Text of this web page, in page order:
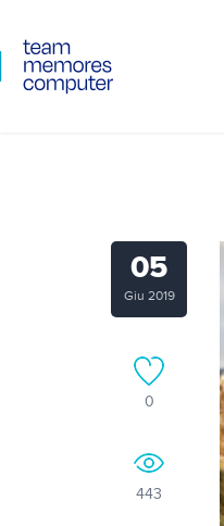
05
Giu 2019
0
443